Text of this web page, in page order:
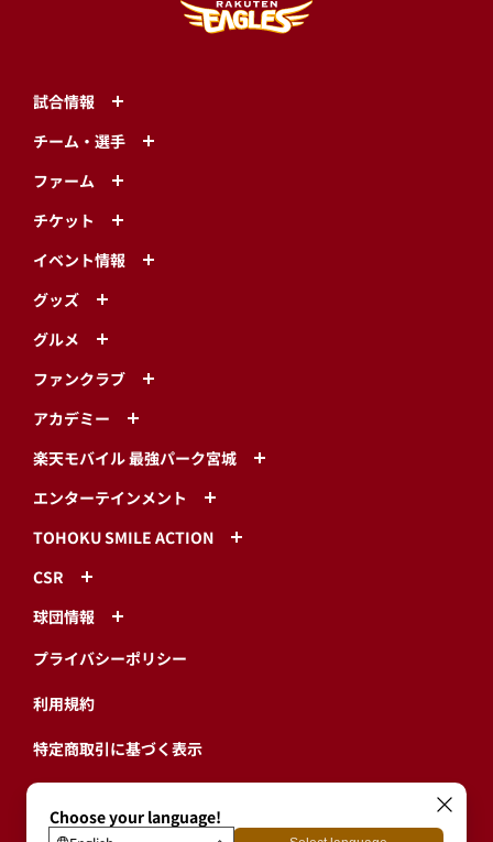
試合情報
チーム・選手
ファーム
チケット
イベント情報
グッズ
グルメ
ファンクラブ
アカデミー
楽天モバイル 最強パーク宮城
エンターテインメント
TOHOKU SMILE ACTION
CSR
球団情報
プライバシーポリシー
利用規約
特定商取引に基づく表示